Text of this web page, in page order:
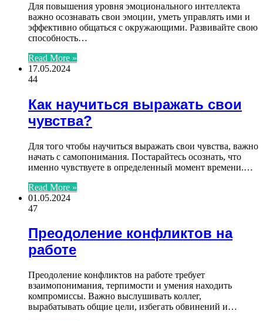
Для повышения уровня эмоционального интеллекта
важно осознавать свои эмоции, уметь управлять ими и
эффективно общаться с окружающими. Развивайте свою
способность…
Read More »
17.05.2024
44
Как научиться выражать свои
чувства?
Для того чтобы научиться выражать свои чувства, важно
начать с самопонимания. Постарайтесь осознать, что
именно чувствуете в определенный момент времени.…
Read More »
01.05.2024
47
Преодоление конфликтов на
работе
Преодоление конфликтов на работе требует
взаимопонимания, терпимости и умения находить
компромиссы. Важно выслушивать коллег,
вырабатывать общие цели, избегать обвинений и…